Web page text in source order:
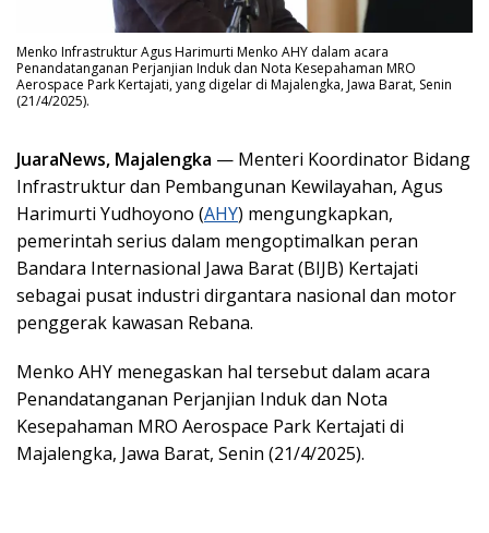
Menko Infrastruktur Agus Harimurti Menko AHY dalam acara
Penandatanganan Perjanjian Induk dan Nota Kesepahaman MRO
Aerospace Park Kertajati, yang digelar di Majalengka, Jawa Barat, Senin
(21/4/2025).
JuaraNews, Majalengka — Menteri Koordinator Bidang
Infrastruktur dan Pembangunan Kewilayahan, Agus
Harimurti Yudhoyono (AHY) mengungkapkan,
pemerintah serius dalam mengoptimalkan peran
Bandara Internasional Jawa Barat (BIJB) Kertajati
sebagai pusat industri dirgantara nasional dan motor
penggerak kawasan Rebana.
Menko AHY menegaskan hal tersebut dalam acara
Penandatanganan Perjanjian Induk dan Nota
Kesepahaman MRO Aerospace Park Kertajati di
Majalengka, Jawa Barat, Senin (21/4/2025).